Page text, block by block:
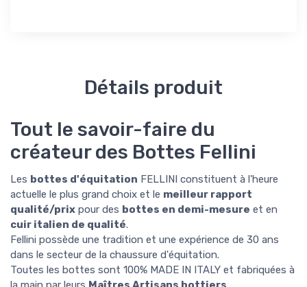
Détails produit
Tout le savoir-faire du
créateur des Bottes Fellini
Les bottes d'équitation FELLINI constituent à l'heure
actuelle le plus grand choix et le meilleur rapport
qualité/prix pour des bottes en demi-mesure et en
cuir italien de qualité.
Fellini possède une tradition et une expérience de 30 ans
dans le secteur de la chaussure d'équitation.
Toutes les bottes sont 100% MADE IN ITALY et fabriquées à